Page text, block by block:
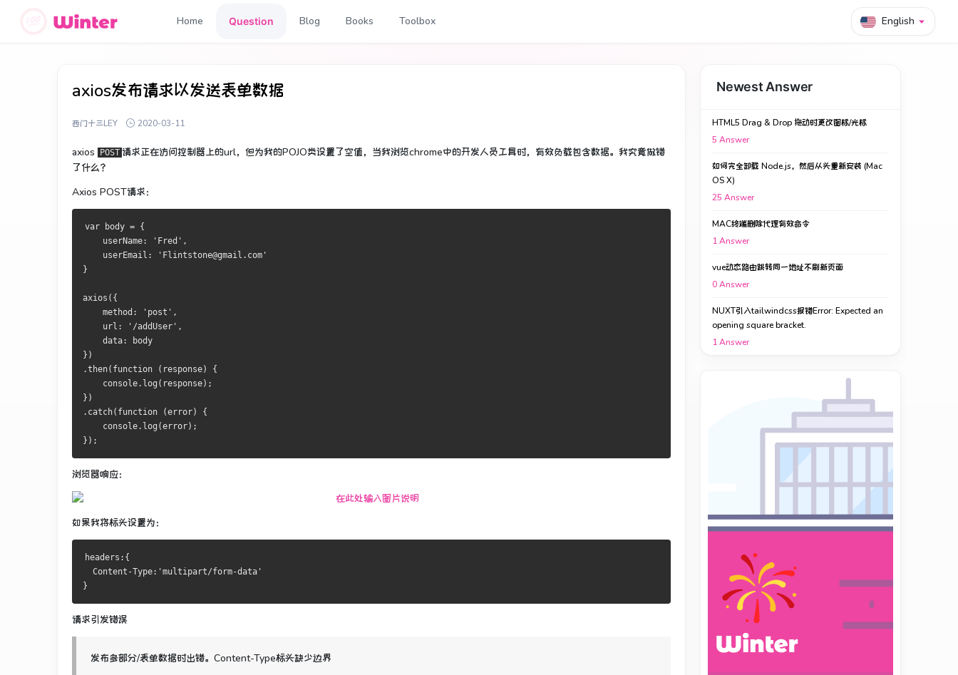
Home Question Blog Books Toolbox English
axios发布请求以发送表单数据
西门十三LEY 2020-03-11
axios POST 请求正在访问控制器上的url，但为我的POJO类设置了空值，当我浏览chrome中的开发人员工具时，有效负载包含数据。 我究竟做错
了什么？
Axios POST请求：
var body = {
    userName: 'Fred',
    userEmail: 'Flintstone@gmail.com'
}
axios({
    method: 'post',
    url: '/addUser',
    data: body
})
.then(function (response) {
    console.log(response);
})
.catch(function (error) {
    console.log(error);
});
浏览器响应：
如果我将标头设置为：
headers:{
  Content-Type:'multipart/form-data'
}
请求引发错误
发布多部分/表单数据时出错。 Content-Type标头缺少边界
Newest Answer
HTML5 Drag & Drop 拖动时更改图标/光标
5 Answer
如何完全卸载 Node.js，然后从头重新安装 (Mac
OS X)
25 Answer
MAC终端删除代理有效命令
1Answer
vue动态路由跳转同一地址不刷新页面
0Answer
NUXT引入tailwindcss报错Error: Expected an
opening square bracket.
1Answer